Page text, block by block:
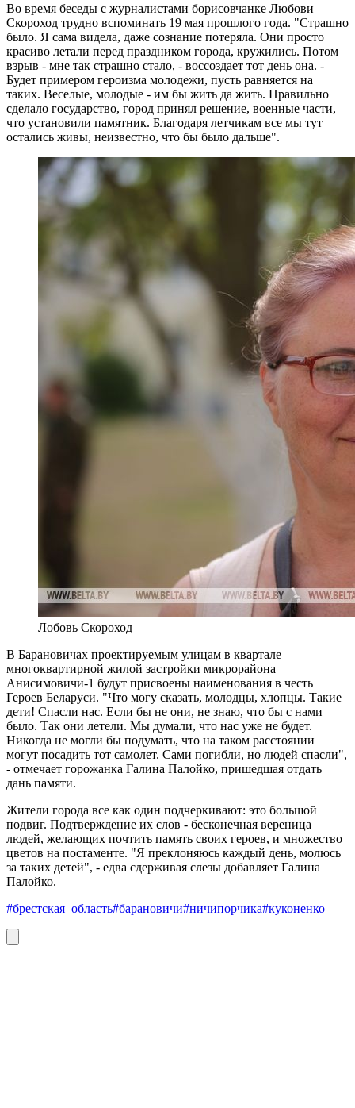
Во время беседы с журналистами борисовчанке Любови
Скороход трудно вспоминать 19 мая прошлого года. "Страшно
было. Я сама видела, даже сознание потеряла. Они просто
красиво летали перед праздником города, кружились. Потом
взрыв - мне так страшно стало, - воссоздает тот день она. -
Будет примером героизма молодежи, пусть равняется на
таких. Веселые, молодые - им бы жить да жить. Правильно
сделало государство, город принял решение, военные части,
что установили памятник. Благодаря летчикам все мы тут
остались живы, неизвестно, что бы было дальше".
Лобовь Скороход
В Барановичах проектируемым улицам в квартале
многоквартирной жилой застройки микрорайона
Анисимовичи-1 будут присвоены наименования в честь
Героев Беларуси. "Что могу сказать, молодцы, хлопцы. Такие
дети! Спасли нас. Если бы не они, не знаю, что бы с нами
было. Так они летели. Мы думали, что нас уже не будет.
Никогда не могли бы подумать, что на таком расстоянии
могут посадить тот самолет. Сами погибли, но людей спасли",
- отмечает горожанка Галина Палойко, пришедшая отдать
дань памяти.
Жители города все как один подчеркивают: это большой
подвиг. Подтверждение их слов - бесконечная вереница
людей, желающих почтить память своих героев, и множество
цветов на постаменте. "Я преклоняюсь каждый день, молюсь
за таких детей", - едва сдерживая слезы добавляет Галина
Палойко.
#брестская_область#барановичи#ничипорчика#куконенко